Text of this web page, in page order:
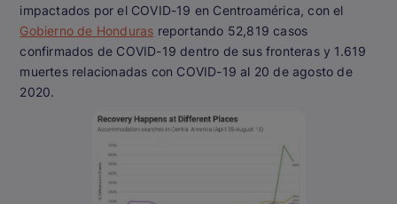
impactados por el COVID-19 en Centroamérica, con el
Gobierno de Honduras reportando 52,819 casos
confirmados de COVID-19 dentro de sus fronteras y 1.619
muertes relacionadas con COVID-19 al 20 de agosto de
2020.